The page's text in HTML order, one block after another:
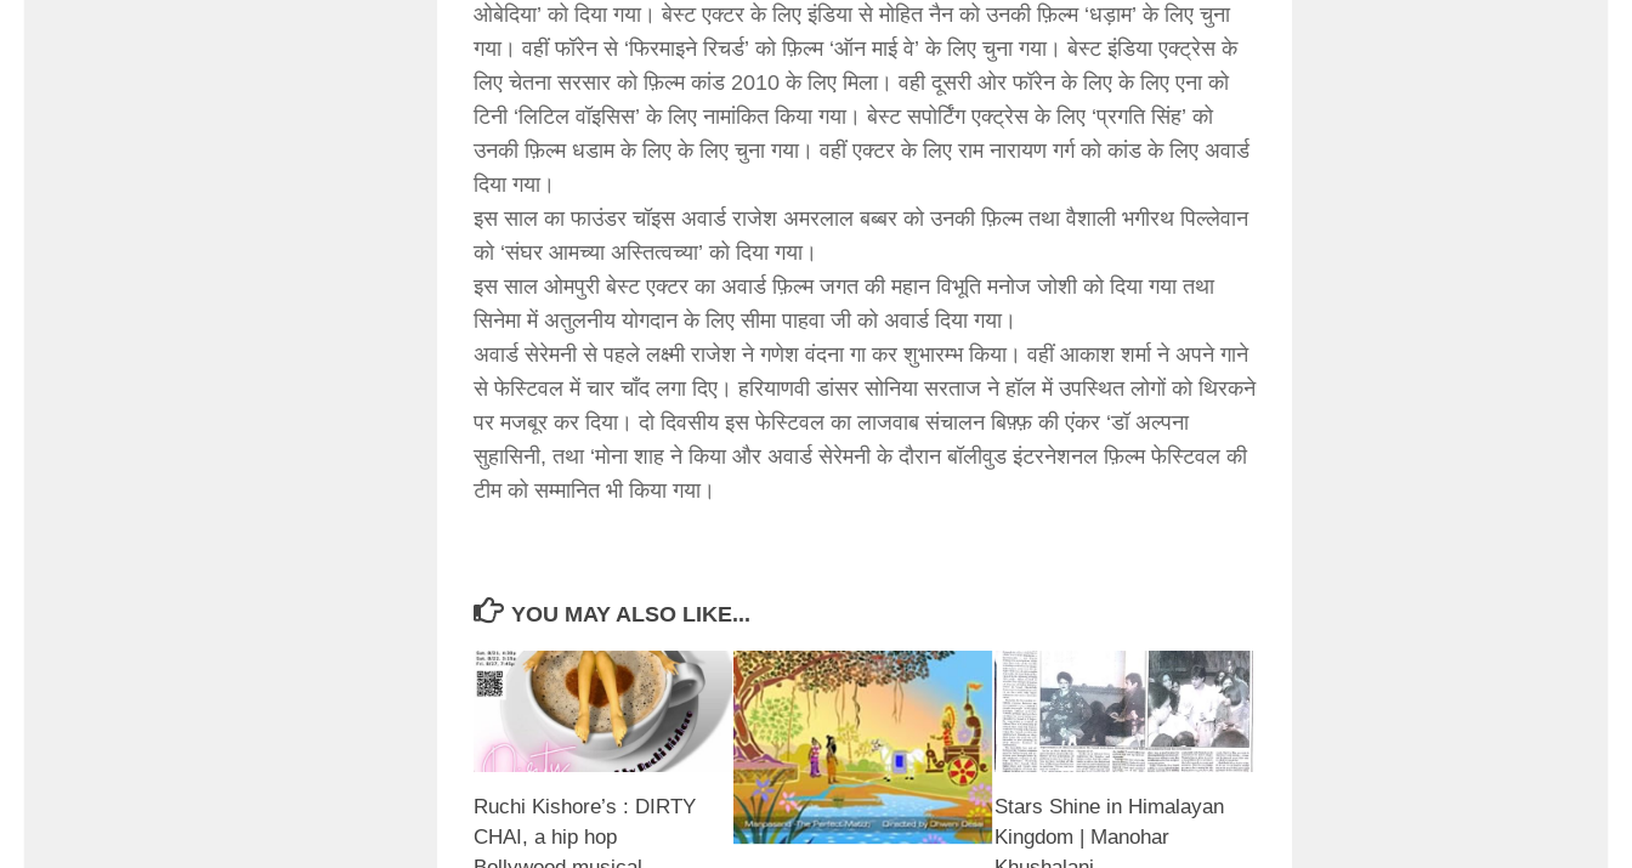
ओबेदिया’ को दिया गया। बेस्ट एक्टर के लिए इंडिया से मोहित नैन को उनकी फ़िल्म ‘धड़ाम’ के लिए चुना
गया। वहीं फॉरेन से ‘फिरमाइने रिचर्ड’ को फ़िल्म ‘ऑन माई वे’ के लिए चुना गया। बेस्ट इंडिया एक्ट्रेस के
लिए चेतना सरसार को फ़िल्म कांड 2010 के लिए मिला। वही दूसरी ओर फॉरेन के लिए के लिए एना को
टिनी ‘लिटिल वॉइसिस’ के लिए नामांकित किया गया। बेस्ट सपोर्टिंग एक्ट्रेस के लिए ‘प्रगति सिंह’ को
उनकी फ़िल्म धडाम के लिए के लिए चुना गया। वहीं एक्टर के लिए राम नारायण गर्ग को कांड के लिए अवार्ड
दिया गया।
इस साल का फाउंडर चॉइस अवार्ड राजेश अमरलाल बब्बर को उनकी फ़िल्म तथा वैशाली भगीरथ पिल्लेवान
को ‘संघर आमच्या अस्तित्वच्या’ को दिया गया।
इस साल ओमपुरी बेस्ट एक्टर का अवार्ड फ़िल्म जगत की महान विभूति मनोज जोशी को दिया गया तथा
सिनेमा में अतुलनीय योगदान के लिए सीमा पाहवा जी को अवार्ड दिया गया।
अवार्ड सेरेमनी से पहले लक्ष्मी राजेश ने गणेश वंदना गा कर शुभारम्भ किया। वहीं आकाश शर्मा ने अपने गाने
से फेस्टिवल में चार चाँद लगा दिए। हरियाणवी डांसर सोनिया सरताज ने हॉल में उपस्थित लोगों को थिरकने
पर मजबूर कर दिया। दो दिवसीय इस फेस्टिवल का लाजवाब संचालन बिफ़्फ़ की एंकर ‘डॉ अल्पना
सुहासिनी, तथा ‘मोना शाह ने किया और अवार्ड सेरेमनी के दौरान बॉलीवुड इंटरनेशनल फ़िल्म फेस्टिवल की
टीम को सम्मानित भी किया गया।
YOU MAY ALSO LIKE...
Ruchi Kishore’s : DIRTY
CHAI, a hip hop
Stars Shine in Himalayan
Kingdom | Manohar